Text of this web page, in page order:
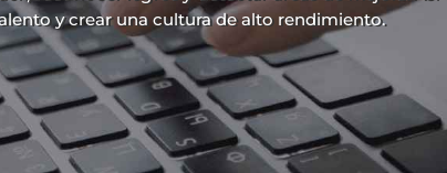
y crear una cultura de alto rendimiento.